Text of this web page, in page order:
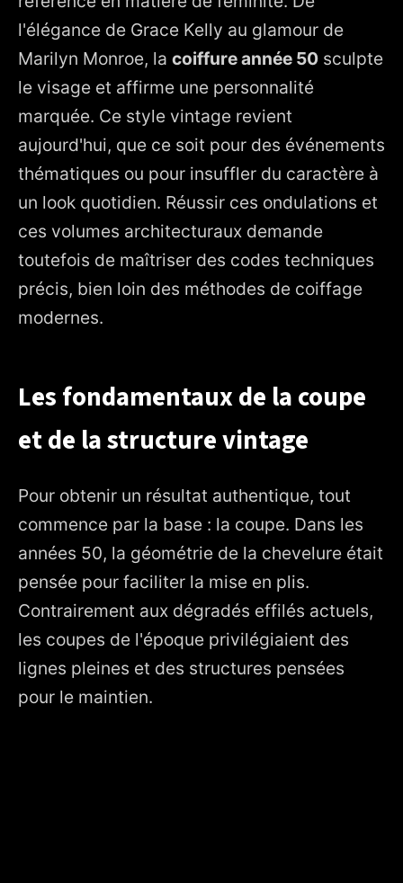
3. Tutoriel : Réussir ses boucles rétro à la maison
5. Adapter le style années 50 aux cheveux courts et
longs
l'élégance de Grace Kelly au glamour de
Marilyn Monroe, la coiffure année 50 sculpte
le visage et affirme une personnalité
marquée. Ce style vintage revient
aujourd'hui, que ce soit pour des événements
thématiques ou pour insuffler du caractère à
un look quotidien. Réussir ces ondulations et
ces volumes architecturaux demande
toutefois de maîtriser des codes techniques
précis, bien loin des méthodes de coiffage
modernes.
Les fondamentaux de la coupe
et de la structure vintage
Pour obtenir un résultat authentique, tout
commence par la base : la coupe. Dans les
années 50, la géométrie de la chevelure était
pensée pour faciliter la mise en plis.
Contrairement aux dégradés effilés actuels,
les coupes de l'époque privilégiaient des
lignes pleines et des structures pensées
pour le maintien.